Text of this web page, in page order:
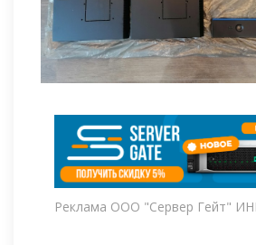
Реклама ООО "Сервер Гейт"